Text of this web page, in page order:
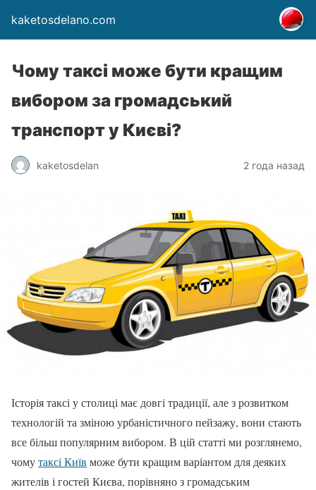
kaketosdelano.com
Чому таксі може бути кращим
вибором за громадський
транспорт у Києві?
kaketosdelan 2 года назад
Історія таксі у столиці має довгі традиції, але з розвитком
технологій та зміною урбаністичного пейзажу, вони стають
все більш популярним вибором. В цій статті ми розглянемо,
чомутаксі Київ може бути кращим варіантом для деяких
жителів і гостей Києва, порівняно з громадським